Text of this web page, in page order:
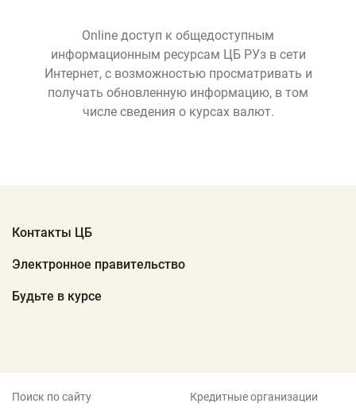
Online доступ к общедоступным
информационным ресурсам ЦБ РУз в сети
Интернет, с возможностью просматривать и
получать обновленную информацию, в том
числе сведения о курсах валют.
Контакты ЦБ
Электронное правительство
Будьте в курсе
Поиск по сайту Кредитные организации